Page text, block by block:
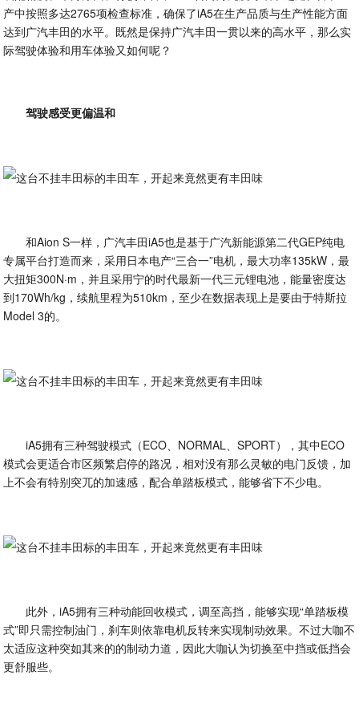
产中按照多达2765项检查标准，确保了iA5在生产品质与生产性能方面
达到广汽丰田的水平。既然是保持广汽丰田一贯以来的高水平，那么实
际驾驶体验和用车体验又如何呢？
驾驶感受更偏温和
和Aion S一样，广汽丰田iA5也是基于广汽新能源第二代GEP纯电
专属平台打造而来，采用日本电产“三合一”电机，最大功率135kW，最
大扭矩300N·m，并且采用宁的时代最新一代三元锂电池，能量密度达
到170Wh/kg，续航里程为510km，至少在数据表现上是要由于特斯拉
Model 3的。
iA5拥有三种驾驶模式（ECO、NORMAL、SPORT），其中ECO
模式会更适合市区频繁启停的路况，相对没有那么灵敏的电门反馈，加
上不会有特别突兀的加速感，配合单踏板模式，能够省下不少电。
此外，iA5拥有三种动能回收模式，调至高挡，能够实现“单踏板模
式”即只需控制油门，刹车则依靠电机反转来实现制动效果。不过大咖不
太适应这种突如其来的的制动力道，因此大咖认为切换至中挡或低挡会
更舒服些。